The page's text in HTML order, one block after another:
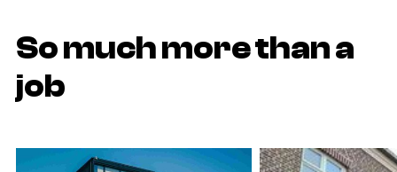
So much more than a
job